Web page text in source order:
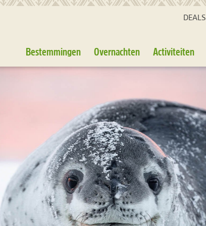
DEALS
Bestemmingen Overnachten Activiteiten